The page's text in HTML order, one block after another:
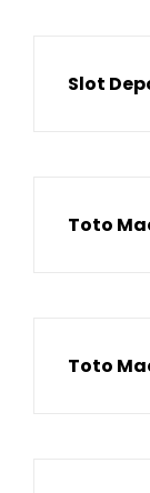
Slot
Toto
Toto